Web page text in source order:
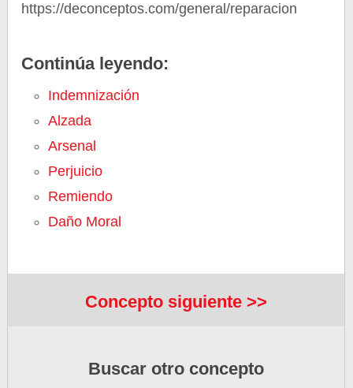
https://deconceptos.com/general/reparacion
Continúa leyendo:
Indemnización
Alzada
Arsenal
Perjuicio
Remiendo
Daño Moral
Concepto siguiente >>
Buscar otro concepto